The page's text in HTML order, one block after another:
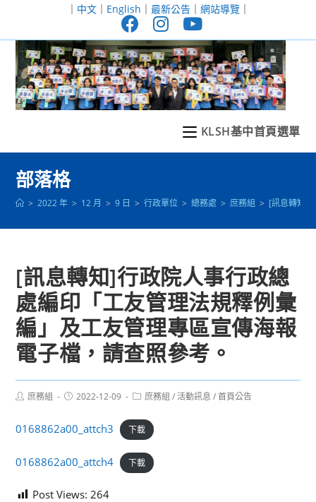
至
｜ 中文｜ English ｜ 最新公告｜ 網站導覽｜
KLSH基中首頁選單
部落格
> 2022 年 > 12 月 > 9 日 > 行政單位 > 總務處 > 庶務組 > [訊息轉知]
[訊息轉知]行政院人事行政總
處編印「工友管理法規釋例彙
編」及工友管理專區宣傳海報
電子檔，請查照參考。
Post庶務組
Post2022-12-09
Post庶務組 / 活動訊息 / 首頁公告
0168862a00_attch3 下載
0168862a00_attch4 下載
Post Views: 264